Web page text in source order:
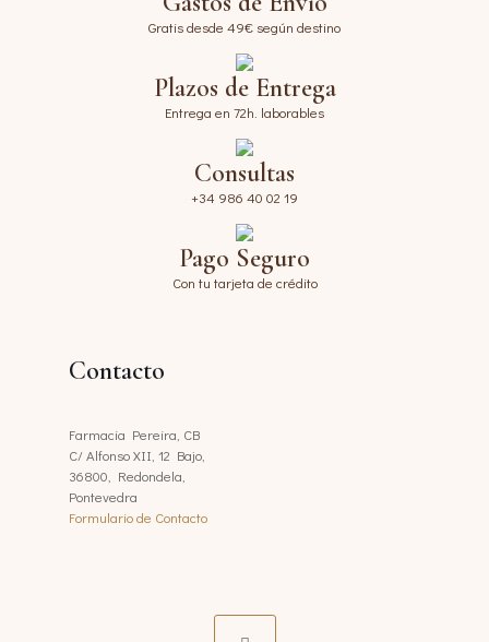
Gratis desde 49€ según destino
Plazos de Entrega
Entrega en 72h. laborables
Consultas
+34 986 40 02 19
Pago Seguro
Con tu tarjeta de crédito
Contacto
Farmacia Pereira, CB
C/ Alfonso XII, 12 Bajo,
36800, Redondela,
Pontevedra
Formulario de Contacto